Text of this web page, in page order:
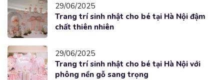
29/06/2025
Trang trí sinh nhật cho bé tại Hà Nội đậm
chất thiên nhiên
29/06/2025
Trang trí sinh nhật cho bé tại Hà Nội với
phông nền gỗ sang trọng